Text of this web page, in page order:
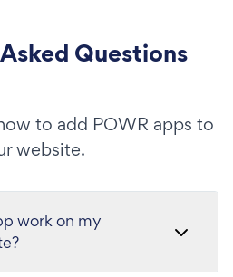
Questions
to add POWR apps to
website.
work on my